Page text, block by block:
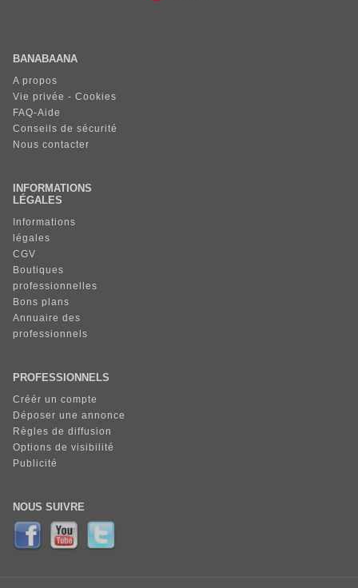
BANABAANA
A propos
Vie privée - Cookies
FAQ-Aide
Conseils de sécurité
Nous contacter
INFORMATIONS
LÉGALES
Informations
légales
CGV
Boutiques
professionnelles
Bons plans
Annuaire des
professionnels
PROFESSIONNELS
Créér un compte
Déposer une annonce
Règles de diffusion
Options de visibilité
Publicité
NOUS SUIVRE